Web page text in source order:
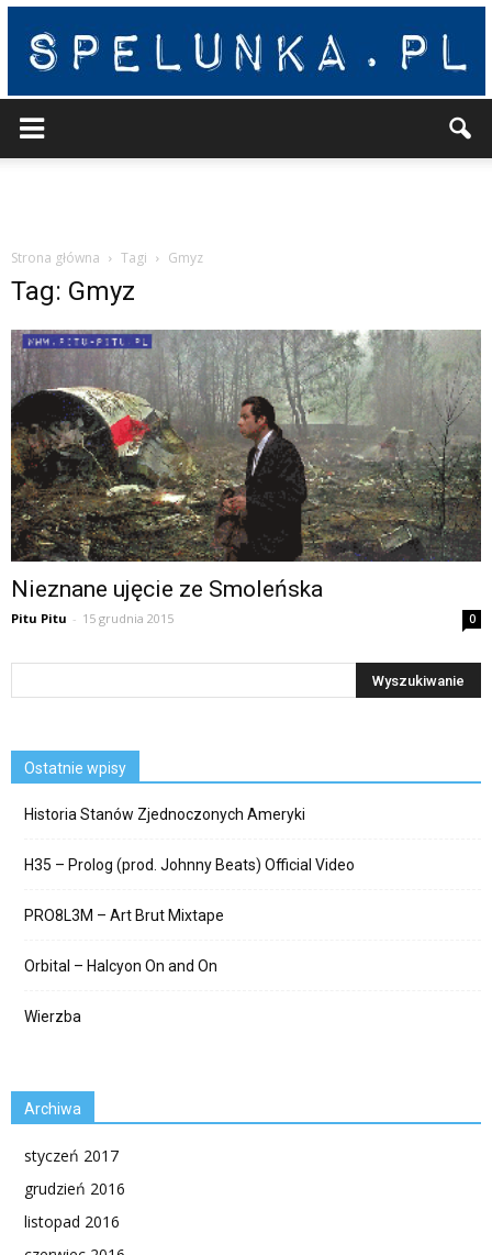
Strona główna Tagi Gmyz
Tag: Gmyz
Nieznane ujęcie ze Smoleńska
Pitu Pitu - 15 grudnia 2015 0
Ostatnie wpisy
Historia Stanów Zjednoczonych Ameryki
H35 – Prolog (prod. Johnny Beats) Official Video
PRO8L3M – Art Brut Mixtape
Orbital – Halcyon On and On
Wierzba
Archiwa
styczeń 2017
grudzień 2016
listopad 2016